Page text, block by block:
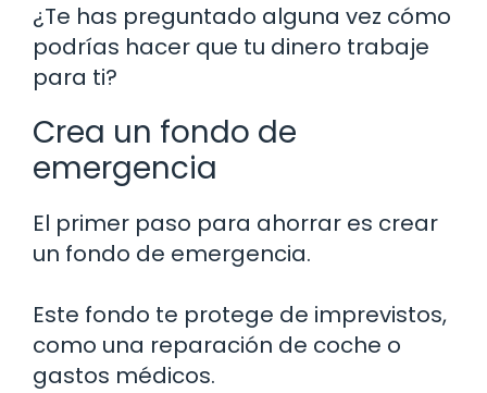
¿Te has preguntado alguna vez cómo
podrías hacer que tu dinero trabaje
para ti?
Crea un fondo de
emergencia
El primer paso para ahorrar es crear
un fondo de emergencia.
Este fondo te protege de imprevistos,
como una reparación de coche o
gastos médicos.